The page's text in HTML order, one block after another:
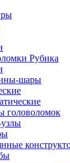
Рубика
шары
головоломок